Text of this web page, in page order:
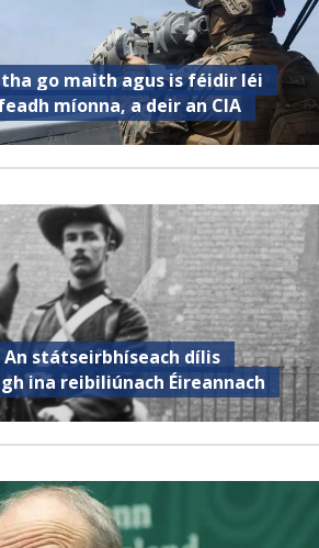
go maith agus is féidir léi
míonna, a deir an CIA
An státseirbhíseach dílis
ina reibiliúnach Éireannach